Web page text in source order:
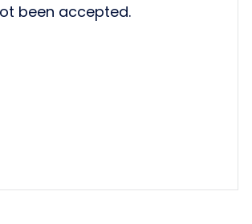
been accepted.